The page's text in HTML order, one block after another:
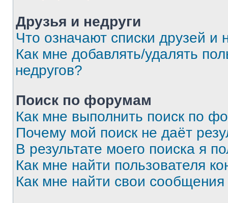
Друзья и недруги
Что означают списки друзей и
Как мне добавлять/удалять
недругов?
Поиск по форумам
Как мне выполнить поиск по
Почему мой поиск не даёт
В результате моего поиска я
Как мне найти пользователя
Как мне найти свои